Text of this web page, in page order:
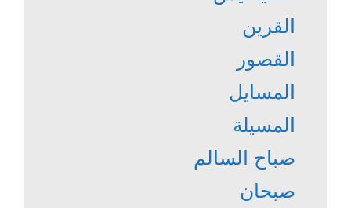
القرين
القصور
المسايل
المسيلة
صباح السالم
صبحان